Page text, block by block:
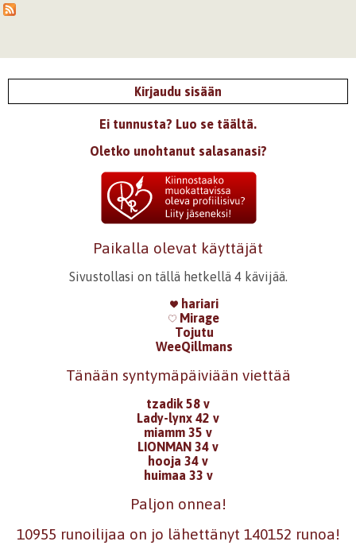
Kirjaudu sisään
Ei tunnusta? Luo se täältä.
Oletko unohtanut salasanasi?
Paikalla olevat käyttäjät
Sivustollasi on tällä hetkellä 4 kävijää.
hariari
Mirage
Tojutu
WeeQillmans
Tänään syntymäpäiviään viettää
tzadik 58 v
Lady-lynx 42 v
miamm 35 v
LIONMAN 34 v
hooja 34 v
huimaa 33 v
Paljon onnea!
10955 runoilijaa on jo lähettänyt 140152 runoa!